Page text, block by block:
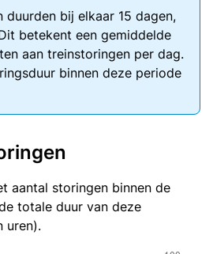
duurden bij elkaar 15 dagen,
betekent een gemiddelde
aan treinstoringen per dag.
binnen deze periode
aantal storingen binnen de
totale duur van deze
uren).